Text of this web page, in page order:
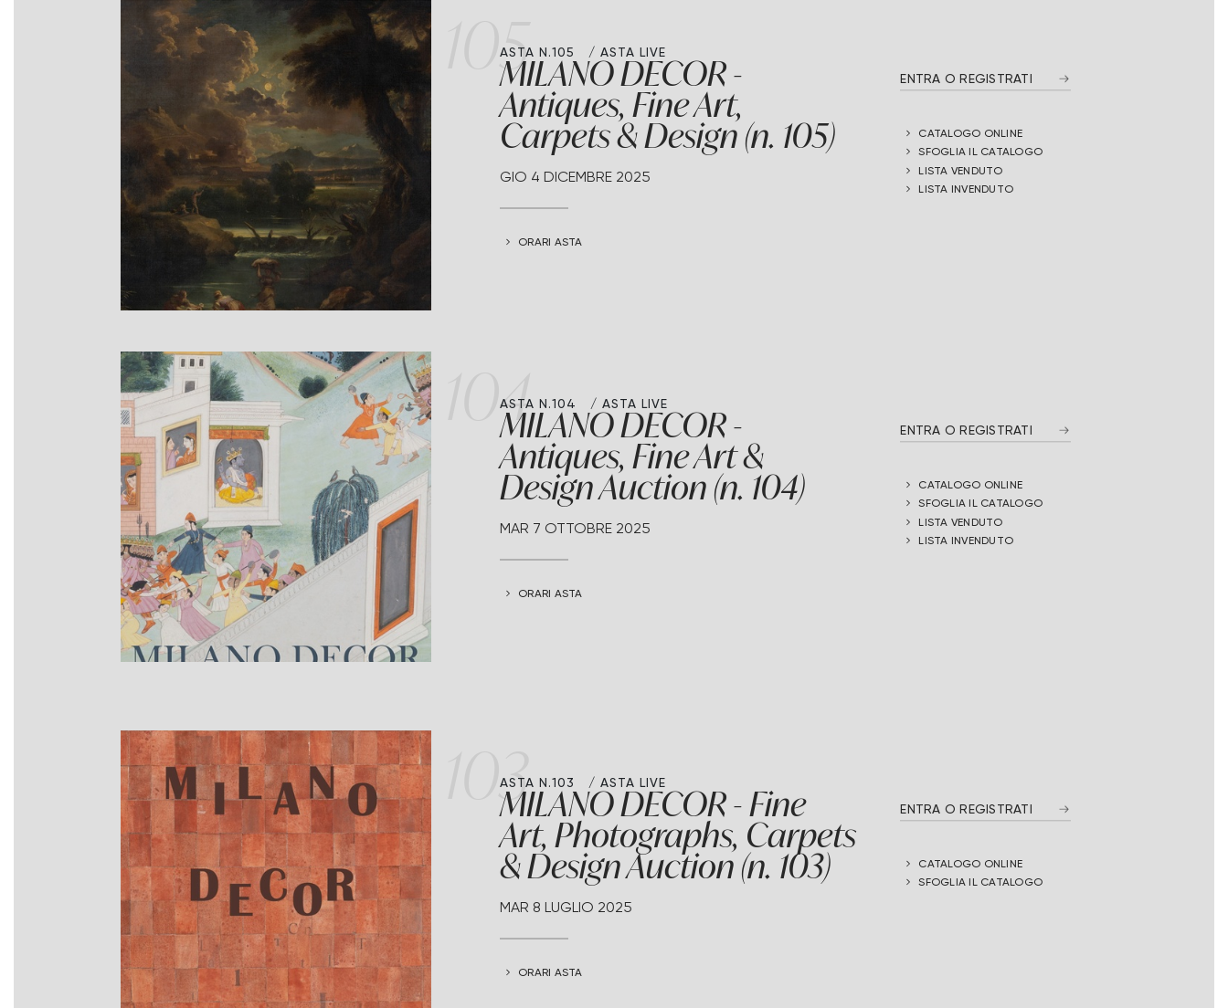
105
ASTA N.105 ASTA LIVE
MILANO DECOR -
Antiques, Fine Art,
Carpets & Design (n. 105)
GIO 4 DICEMBRE 2025
ORARI ASTA
ENTRA O REGISTRATI
CATALOGO ONLINE
SFOGLIA IL CATALOGO
LISTA VENDUTO
LISTA INVENDUTO
104
ASTA N.104 ASTA LIVE
MILANO DECOR -
Antiques, Fine Art &
Design Auction (n. 104)
MAR 7 OTTOBRE 2025
ORARI ASTA
ENTRA O REGISTRATI
CATALOGO ONLINE
SFOGLIA IL CATALOGO
LISTA VENDUTO
LISTA INVENDUTO
103
ASTA N.103 ASTA LIVE
MILANO DECOR - Fine
Art, Photographs, Carpets
& Design Auction (n. 103)
MAR 8 LUGLIO 2025
ORARI ASTA
ENTRA O REGISTRATI
CATALOGO ONLINE
SFOGLIA IL CATALOGO